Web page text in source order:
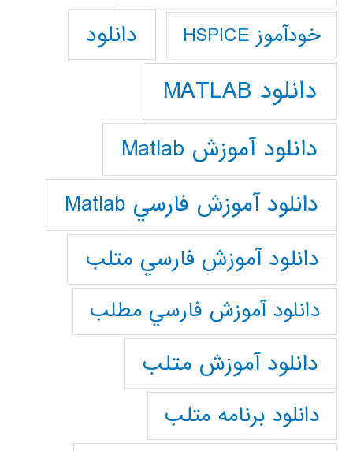
خودآموز HSPICE دانلود
دانلود MATLAB
دانلود آموزش Matlab
دانلود آموزش فارسي Matlab
دانلود آموزش فارسي متلب
دانلود آموزش فارسي مطلب
دانلود آموزش متلب
دانلود برنامه متلب